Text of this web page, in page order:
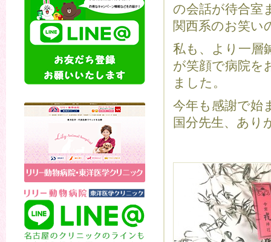
の会話が待合室
関西系のお笑い
私も、より一層
が笑顔で病院を
ました。
今年も感謝で始
国分先生、あり